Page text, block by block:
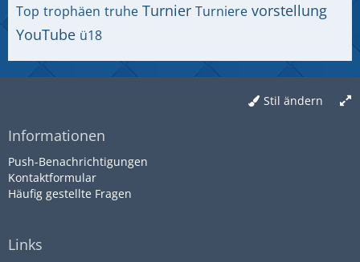
Top trophäen truhe Turnier Turniere vorstellung
YouTube ü18
Stil ändern
Informationen
Push-Benachrichtigungen
Kontaktformular
Häufig gestellte Fragen
Links